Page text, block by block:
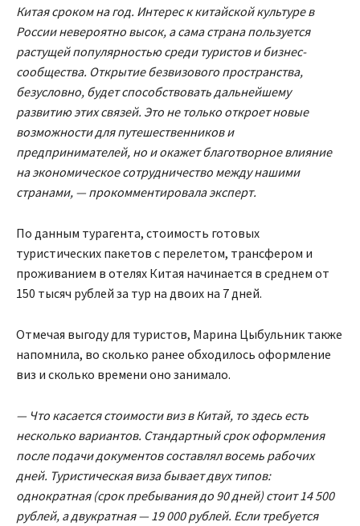
Китая сроком на год. Интерес к китайской культуре в
России невероятно высок, а сама страна пользуется
растущей популярностью среди туристов и бизнес-
сообщества. Открытие безвизового пространства,
безусловно, будет способствовать дальнейшему
развитию этих связей. Это не только откроет новые
возможности для путешественников и
предпринимателей, но и окажет благотворное влияние
на экономическое сотрудничество между нашими
странами, — прокомментировала эксперт.
По данным турагента, стоимость готовых
туристических пакетов с перелетом, трансфером и
проживанием в отелях Китая начинается в среднем от
150 тысяч рублей за тур на двоих на 7 дней.
Отмечая выгоду для туристов, Марина Цыбульник также
напомнила, во сколько ранее обходилось оформление
виз и сколько времени оно занимало.
— Что касается стоимости виз в Китай, то здесь есть
несколько вариантов. Стандартный срок оформления
после подачи документов составлял восемь рабочих
дней. Туристическая виза бывает двух типов:
однократная (срок пребывания до 90 дней) стоит 14 500
рублей, а двукратная — 19 000 рублей. Если требуется